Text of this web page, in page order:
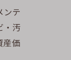
ンテ
・汚
産価